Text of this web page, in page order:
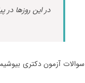
در این روزها در
سوالات آزمون دکتری بیوشیمی سال 1402 به همراه پاسخنامه کلیدی از سوی